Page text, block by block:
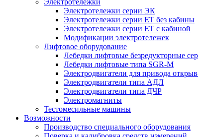
Электротележки
Электротележки серии ЭК
Электротележки серии ЕТ без кабины
Электротележки серии ЕТ с кабиной
Модификации электротележек
Лифтовое оборудование
Лебедки лифтовые безредукторные
Лебедки лифтовые типа SGR-M
Электродвигатели для привода
Электродвигатели типа АДЛ
Электродвигатели типа ДЧР
Электромагниты
Тестомесильные машины
Возможности
Производство специального оборудования